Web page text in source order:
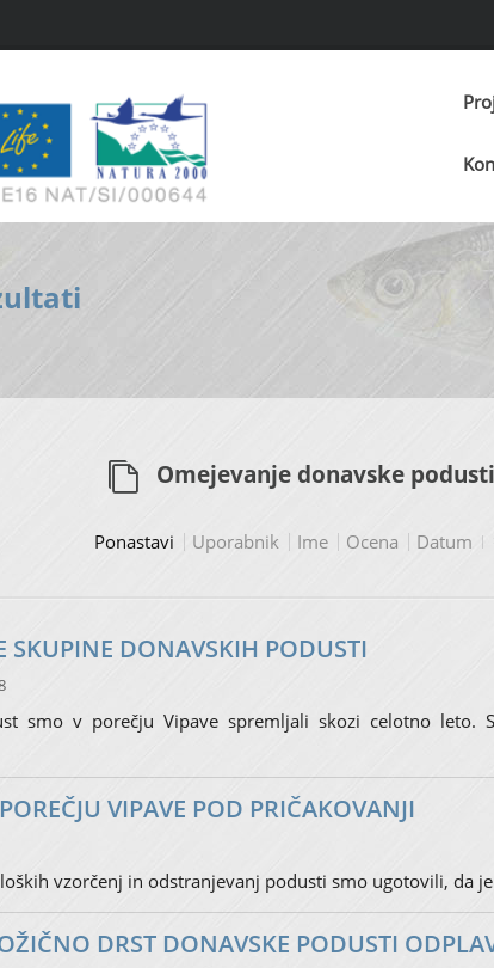
Omejevanje donavske podusti
Ponastavi Uporabnik Ime Ocena Datum
SKUPINE DONAVSKIH PODUSTI
smo v porečju Vipave spremljali skozi celotno leto.
VIPAVE POD PRIČAKOVANJI
vzorčenj in odstranjevanj podusti smo ugotovili, da
DRST DONAVSKE PODUSTI